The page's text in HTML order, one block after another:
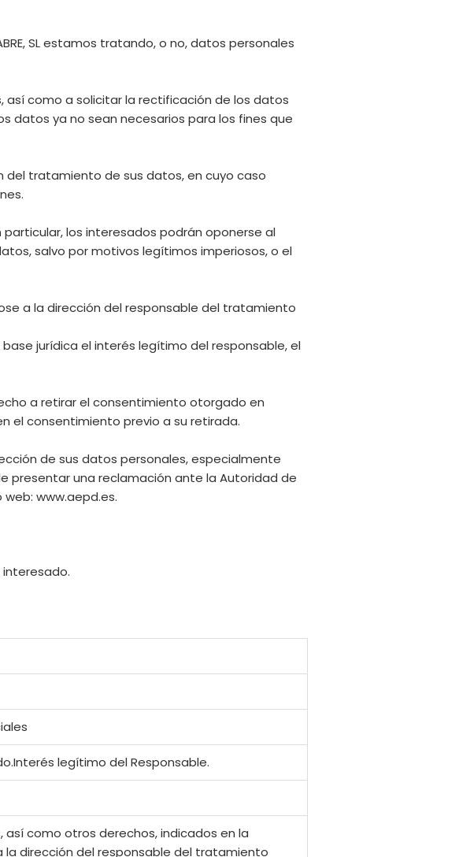
SL estamos tratando, o no, datos personales
así como a solicitar la rectificación de los datos
datos ya no sean necesarios para los fines que
del tratamiento de sus datos, en cuyo caso
los interesados podrán oponerse al
salvo por motivos legítimos imperiosos, o el
a la dirección del responsable del tratamiento
jurídica el interés legítimo del responsable, el
a retirar el consentimiento otorgado en
el consentimiento previo a su retirada.
de sus datos personales, especialmente
presentar una reclamación ante la Autoridad de
www.aepd.es.
interesado.
legítimo del Responsable.
como otros derechos, indicados en la
la dirección del responsable del tratamiento